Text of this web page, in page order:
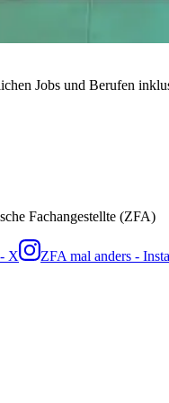
Jobs und Berufen
Fachangestellte (ZFA)
X ZFA mal anders -